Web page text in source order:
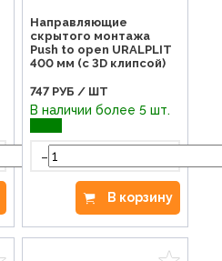
Направляющие
скрытого монтажа
Push to open URALPLIT
400 мм (с 3D клипсой)
747 РУБ / ШТ
В наличии более 5 шт.
-
В корзину